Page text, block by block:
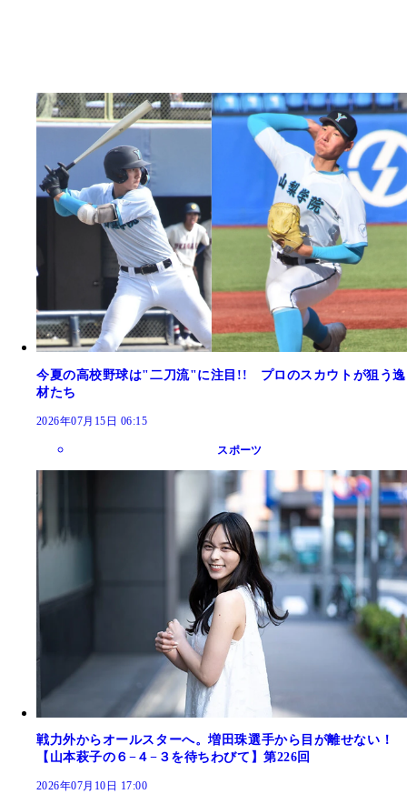
今夏の高校野球は"二刀流"に注目!! プロのスカウトが狙う逸
材たち
2026年07月15日 06:15
スポーツ
戦力外からオールスターへ。増田珠選手から目が離せない！
【山本萩子の６−４−３を待ちわびて】第226回
2026年07月10日 17:00